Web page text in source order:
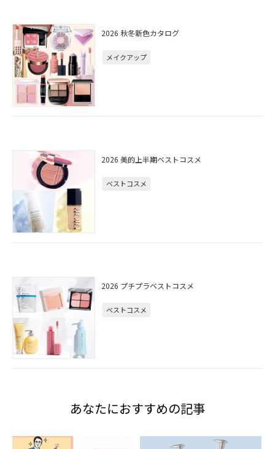
2026 秋冬新色カタログ
メイクアップ
2026 美的上半期ベストコスメ
ベストコスメ
2026 プチプラベストコスメ
ベストコスメ
あなたにおすすめの記事